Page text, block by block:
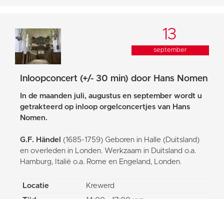
13
september
Inloopconcert (+/- 30 min) door Hans Nomen
In de maanden juli, augustus en september wordt u
getrakteerd op inloop orgelconcertjes van Hans
Nomen.
G.F. Händel
(1685-1759) Geboren in Halle (Duitsland)
en overleden in Londen. Werkzaam in Duitsland o.a.
Hamburg, Italië o.a. Rome en Engeland, Londen.
Locatie
Krewerd